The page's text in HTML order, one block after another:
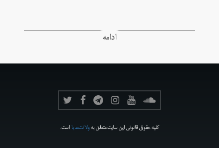
ادامه
کلیه حقوق قانونی این سایت متعلق بهولانت‌مدیااست.